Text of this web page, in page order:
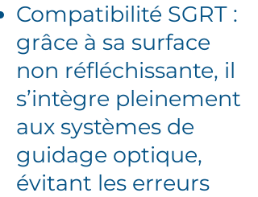
Compatibilité SGRT :
grâce à sa surface
non réfléchissante, il
s’intègre pleinement
aux systèmes de
guidage optique,
évitant les erreurs